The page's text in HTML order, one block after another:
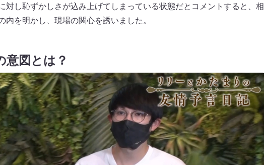
対し恥ずかしさが込み上げてしまっている状態だとコメントすると、相
を明かし、現場の関心を誘いました。
意図とは？